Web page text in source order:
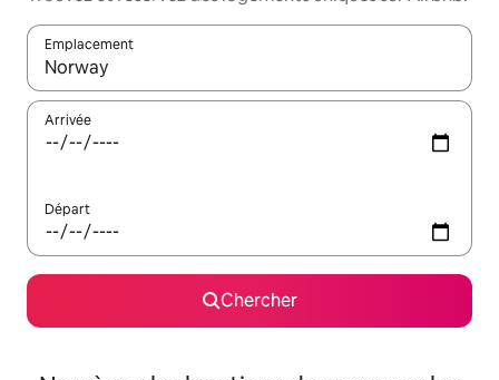
Emplacement
Quand les résultats sont affichés, parcourez-les en utilisant
Arrivée
Départ
Chercher